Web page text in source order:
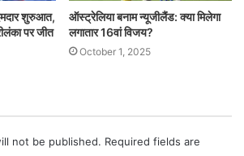
शुरुआत,
पर जीत
ऑस्ट्रेलिया बनाम न्यूजीलैंड: क्या मिलेगा
लगातार 16वां विजय?
October 1, 2025
not be published. Required fields are